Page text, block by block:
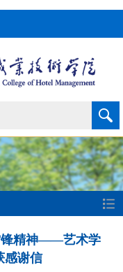
锋精神——艺术学
感谢信